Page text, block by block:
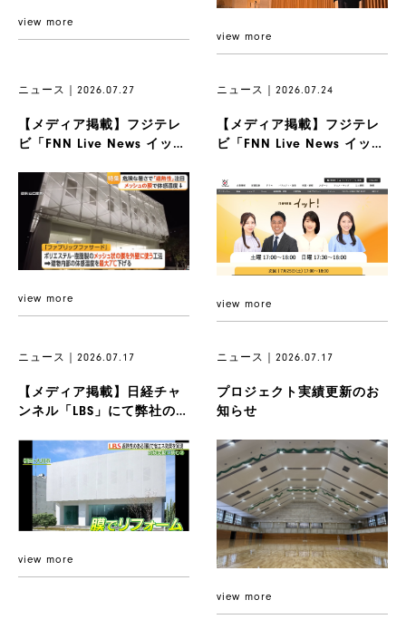
view more
view more
ニュース｜2026.07.27
【メディア掲載】フジテレ
ビ「FNN Live News イッ
view more
ニュース｜2026.07.24
【メディア掲載】フジテレ
ビ「FNN Live News イッ
view more
ニュース｜2026.07.17
【メディア掲載】日経チャ
ンネル「LBS」にて弊社の膜
view more
ニュース｜2026.07.17
プロジェクト実績更新のお
知らせ
view more